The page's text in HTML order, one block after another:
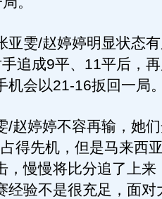
雯/赵婷婷明显状态有
追成9平、11平后，
机会以21-16扳回一局
婷婷不容再输，她们
得先机，但是马来西
，慢慢将比分追了上来
经验不是很充足，面对